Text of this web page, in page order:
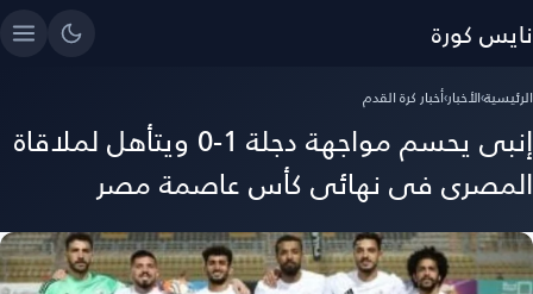
نايس كورة
الرئيسية›الأخبار›أخبار كرة القدم
إنبى يحسم مواجهة دجلة 1-0 ويتأهل لملاقاة
المصرى فى نهائى كأس عاصمة مصر